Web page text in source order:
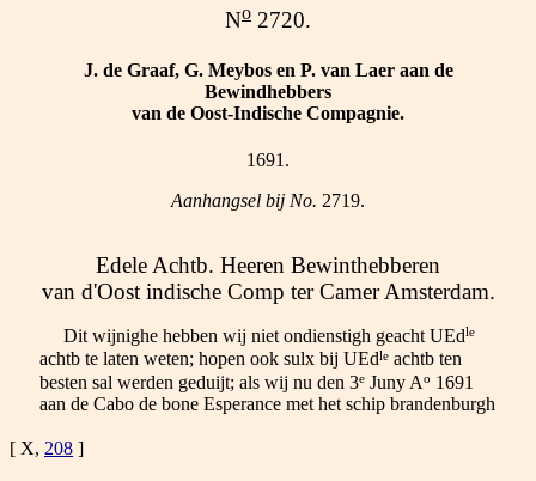
No 2720.
J. de Graaf, G. Meybos en P. van Laer aan de
Bewindhebbers
van de Oost-Indische Compagnie.
1691.
Aanhangsel bij No. 2719.
Edele Achtb. Heeren Bewinthebberen
van d'Oost indische Comp ter Camer Amsterdam.
Dit wijnighe hebben wij niet ondienstigh geacht UEdle
achtb te laten weten; hopen ook sulx bij UEdle achtb ten
besten sal werden geduijt; als wij nu den 3e Juny Ao 1691
aan de Cabo de bone Esperance met het schip brandenburgh
[ X, 208 ]